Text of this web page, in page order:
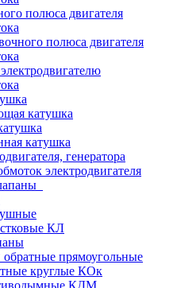
полюса двигателя
полюса двигателя
катушка
катушка
генератора
электродвигателя
КЛ
прямоугольные
круглые КОк
КДМ